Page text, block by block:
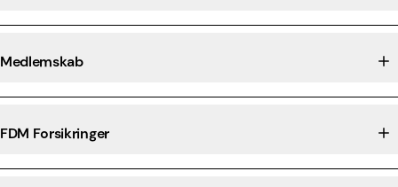
Medlemskab
FDM Forsikringer